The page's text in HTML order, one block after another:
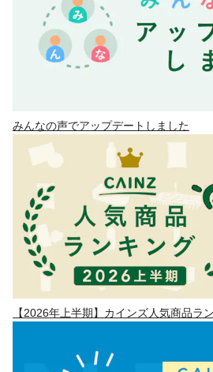
みんなの声でアップデートしました
【2026年上半期】カインズ人気商品ラ